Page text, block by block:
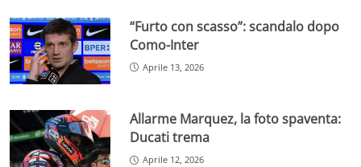
“Furto con scasso”: scandalo dopo
Como-Inter
Aprile 13, 2026
Allarme Marquez, la foto spaventa:
Ducati trema
Aprile 12, 2026